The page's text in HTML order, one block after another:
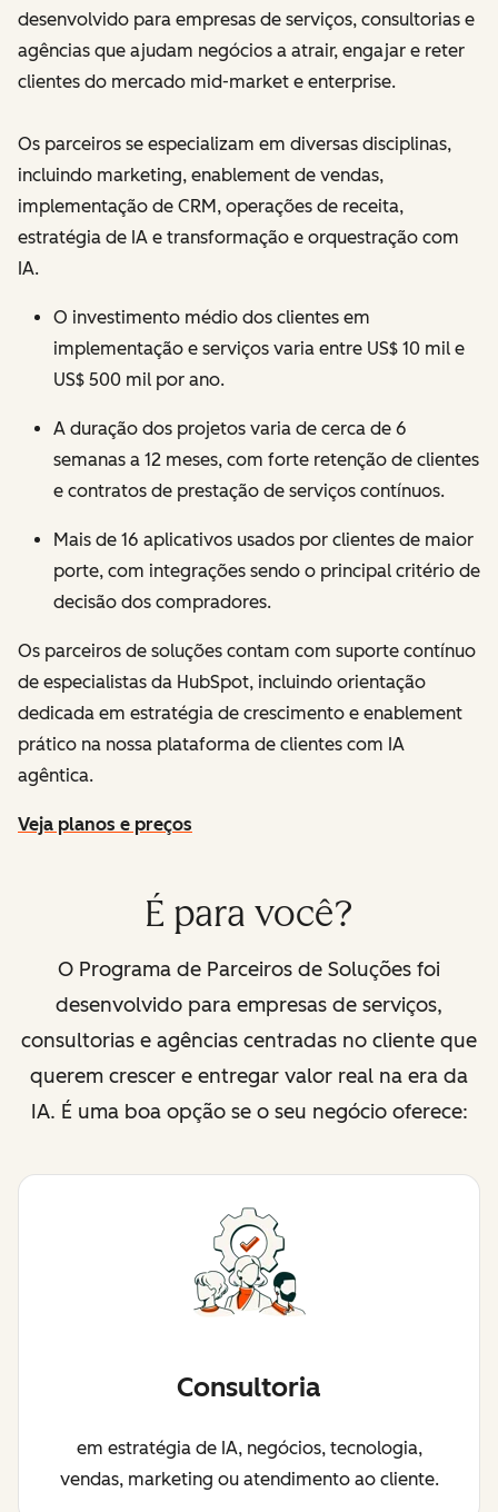
desenvolvido para empresas de serviços, consultorias e
agências que ajudam negócios a atrair, engajar e reter
clientes do mercado mid-market e enterprise.
Os parceiros se especializam em diversas disciplinas,
incluindo marketing, enablement de vendas,
implementação de CRM, operações de receita,
estratégia de IA e transformação e orquestração com
IA.
O investimento médio dos clientes em
implementação e serviços varia entre US$ 10 mil e
US$ 500 mil por ano.
A duração dos projetos varia de cerca de 6
semanas a 12 meses, com forte retenção de clientes
e contratos de prestação de serviços contínuos.
Mais de 16 aplicativos usados por clientes de maior
porte, com integrações sendo o principal critério de
decisão dos compradores.
Os parceiros de soluções contam com suporte contínuo
de especialistas da HubSpot, incluindo orientação
dedicada em estratégia de crescimento e enablement
prático na nossa plataforma de clientes com IA
agêntica.
Veja planos e preços
É para você?
O Programa de Parceiros de Soluções foi
desenvolvido para empresas de serviços,
consultorias e agências centradas no cliente que
querem crescer e entregar valor real na era da
IA. É uma boa opção se o seu negócio oferece:
Consultoria
em estratégia de IA, negócios, tecnologia,
vendas, marketing ou atendimento ao cliente.